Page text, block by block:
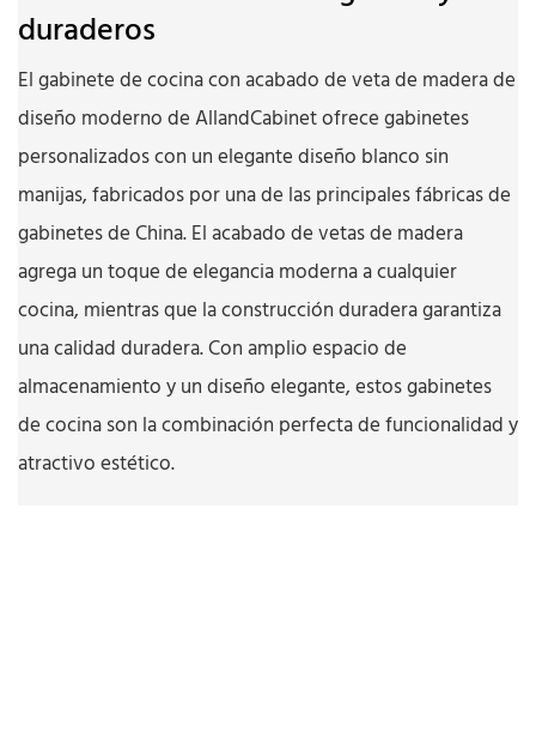
duraderos
El gabinete de cocina con acabado de veta de madera de
diseño moderno de AllandCabinet ofrece gabinetes
personalizados con un elegante diseño blanco sin
manijas, fabricados por una de las principales fábricas de
gabinetes de China. El acabado de vetas de madera
agrega un toque de elegancia moderna a cualquier
cocina, mientras que la construcción duradera garantiza
una calidad duradera. Con amplio espacio de
almacenamiento y un diseño elegante, estos gabinetes
de cocina son la combinación perfecta de funcionalidad y
atractivo estético.